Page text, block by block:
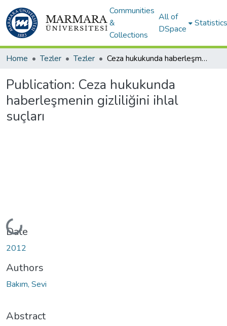
Communities
&
Collections
All of
DSpace
Statistics
Home Tezler Tezler Ceza hukukunda haberleşmenin gizliliğini ihlal suçları
Publication: Ceza hukukunda
haberleşmenin gizliliğini ihlal
suçları
Loading...
Date
2012
Authors
Bakım, Sevi
Abstract